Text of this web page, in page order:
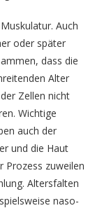
Auch
oder später
dass die
Alter
Zellen nicht
Wichtige
auch der
und die Haut
Prozess zuweilen
Altersfalten
naso-